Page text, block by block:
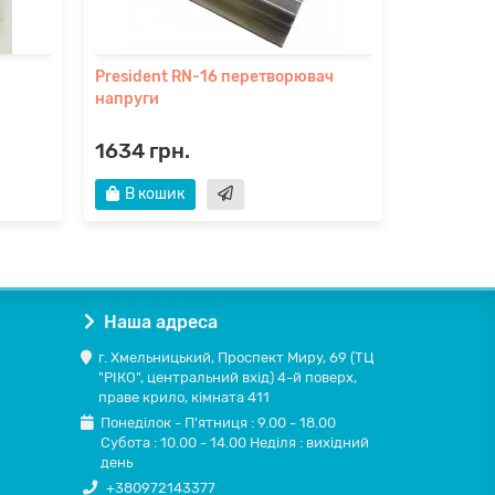
President RN-16 перетворювач
напруги
1634 грн.
В кошик
Наша адреса
г. Хмельницький, Проспект Миру, 69 (ТЦ
"РІКО", центральний вхід) 4-й поверх,
праве крило, кімната 411
Понеділок - П'ятниця : 9.00 - 18.00
Субота : 10.00 - 14.00 Неділя : вихідний
день
+380972143377